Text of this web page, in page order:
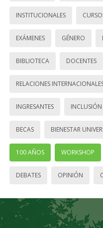
INSTITUCIONALES
EXÁMENES GÉNERO
BIBLIOTECA DOCENTES
RELACIONES
INGRESANTES INCLUSIÓN
BECAS BIENESTAR
100 AÑOS WORKSHOP
DEBATES OPINIÓN